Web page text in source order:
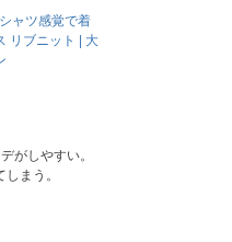
ャツ感覚で着
リブニット | 大
がしやすい。
まう。